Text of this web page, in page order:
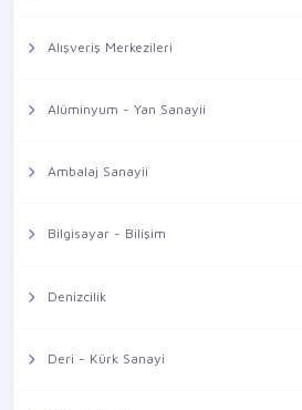
Alışveriş Merkezileri
Alüminyum - Yan Sanayii
Ambalaj Sanayii
Bilgisayar - Bilişim
Denizcilik
Deri - Kürk Sanayi